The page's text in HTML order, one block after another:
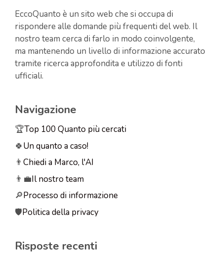
EccoQuanto è un sito web che si occupa di
rispondere alle domande più frequenti del web. Il
nostro team cerca di farlo in modo coinvolgente,
ma mantenendo un livello di informazione accurato
tramite ricerca approfondita e utilizzo di fonti
ufficiali.
Navigazione
🏆Top 100 Quanto più cercati
🍀Un quanto a caso!
👨 Chiedi a Marco, l'AI
👨‍💼Il nostro team
🔎Processo di informazione
🛡️Politica della privacy
Risposte recenti